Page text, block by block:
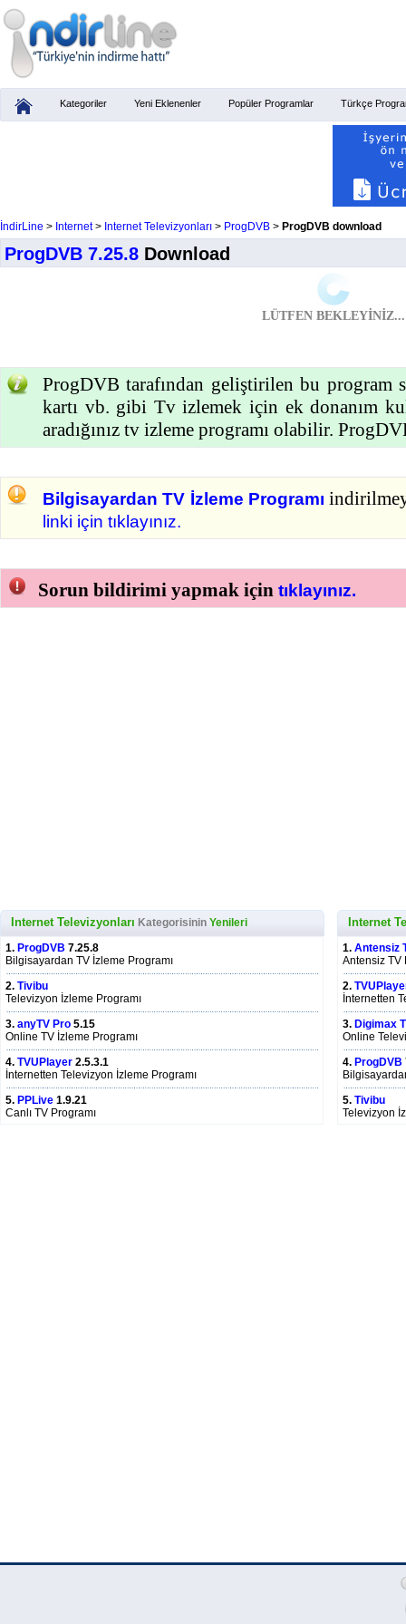
Kategoriler Yeni Eklenenler Popüler Programlar Türkçe
İndirLine > Internet> Internet Televizyonları > ProgDVB > ProgDVB download
ProgDVB 7.25.8 Download
LÜTFEN BEKLEYİNİZ...
ProgDVB tarafından geliştirilen bu program
kartı vb. gibi Tv izlemek için ek donanım
aradığınız tv izleme programı olabilir.
Bilgisayardan TV İzleme Programı
linki için tıklayınız.
Sorun bildirimi yapmak için tıklayınız.
Internet Televizyonları Kategorisinin Yenileri
1. ProgDVB 7.25.8
Bilgisayardan TV İzleme Programı
2. Tivibu
Televizyon İzleme Programı
3. anyTV Pro 5.15
Online TV İzleme Programı
4. TVUPlayer 2.5.3.1
İnternetten Televizyon İzleme Programı
5. PPLive 1.9.21
Canlı TV Programı
Internet
1. Antensiz
Antensiz TV
2.
İnternetten
3. Digimax
Online
4. ProgDVB
5. Tivibu
Televizyon